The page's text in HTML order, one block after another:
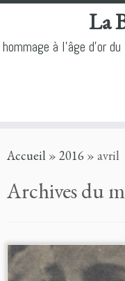
to
La
hommage à l'âge d'or
Accueil » 2016 » avril
Archives du